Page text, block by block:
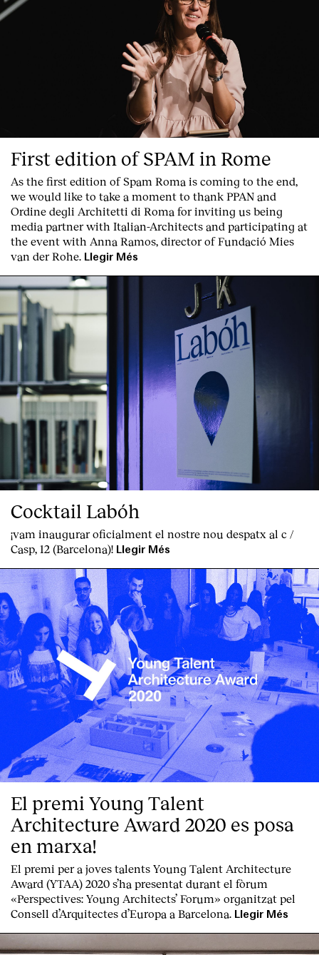
First edition of SPAM in Rome
As the first edition ofSpam Roma is coming to the end,
we would like to take a moment to thank PPAN and
Ordine degli Architetti di Roma for inviting us being
media partner with Italian-Architects and participating at
the event with Anna Ramos, director ofFundació Mies
van der Rohe. Llegir Més
Cocktail Labóh
¡vam inaugurar oficialment el nostre nou despatx al c /
Casp, 12 (Barcelona)! Llegir Més
El premi Young Talent
Architecture Award 2020 es posa
en marxa!
El premi per a joves talents Young Talent Architecture
Award (YTAA) 2020 s’ha presentat durant el fòrum
«Perspectives: Young Architects’ Forum» organitzat pel
Consell d’Arquitectes d’Europa a Barcelona. Llegir Més